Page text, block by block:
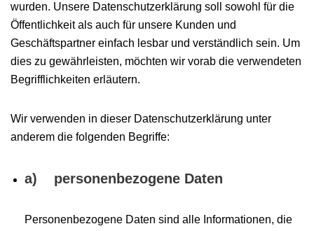
wurden. Unsere Datenschutzerklärung soll sowohl für die
Öffentlichkeit als auch für unsere Kunden und
Geschäftspartner einfach lesbar und verständlich sein. Um
dies zu gewährleisten, möchten wir vorab die verwendeten
Begrifflichkeiten erläutern.
Wir verwenden in dieser Datenschutzerklärung unter
anderem die folgenden Begriffe:
a) personenbezogene Daten
Personenbezogene Daten sind alle Informationen, die